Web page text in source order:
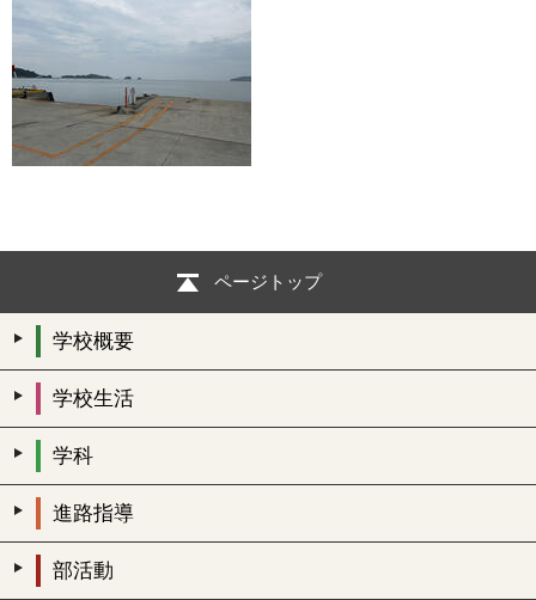
ページトップ
学校概要
学校生活
学科
進路指導
部活動